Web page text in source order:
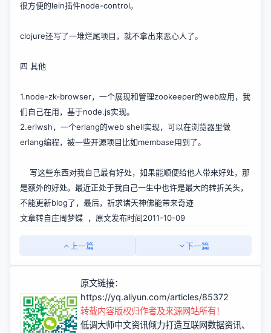
很方便的lein插件node-control。
clojure还写了一堆烂尾项目，就不拿出来恶心人了。
四 其他
1.node-zk-browser，一个展现和管理zookeeper的web应用，我
们自己在用，基于node.js实现。
2.erlwsh，一个erlang的web shell实现，可以在浏览器里做
erlang编程，被一些开源项目比如membase用到了。
写这些东西对我自己最有好处，如果能顺便给他人带来好处，那
是额外的好处。最近正处于我自己一生中也许是最大的转折关头，
不能更新blog了，最后，祈求诸天神佛能带来奇迹
文章转自庄周梦蝶 ，原文发布时间2011-10-09
上一篇 下一篇
原文链接：
https://yq.aliyun.com/articles/85372
转载内容版权归作者及来源网站所有！
低调大师中文资讯倾力打造互联网数据资讯、